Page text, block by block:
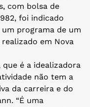
com bolsa de
foi indicado
programa de um
em Nova
é a idealizadora
não tem a
da carreira e do
“É uma